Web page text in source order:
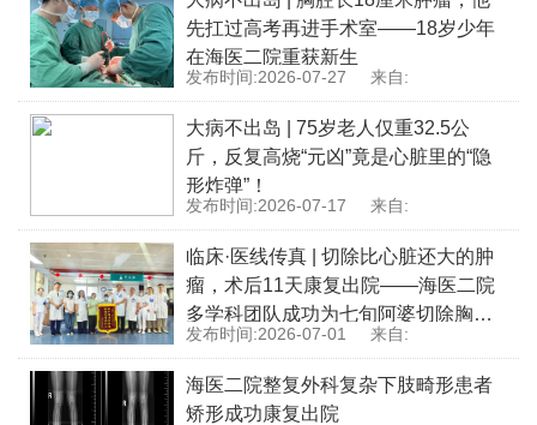
先扛过高考再进手术室——18岁少年
在海医二院重获新生
发布时间:2026-07-27 来自:
大病不出岛 | 75岁老人仅重32.5公
斤，反复高烧“元凶”竟是心脏里的“隐
形炸弹”！
发布时间:2026-07-17 来自:
临床·医线传真 | 切除比心脏还大的肿
瘤，术后11天康复出院——海医二院
多学科团队成功为七旬阿婆切除胸腔
巨大肿瘤
发布时间:2026-07-01 来自:
海医二院整复外科复杂下肢畸形患者
矫形成功康复出院